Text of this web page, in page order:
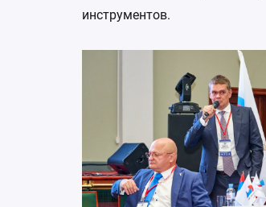
инструментов.